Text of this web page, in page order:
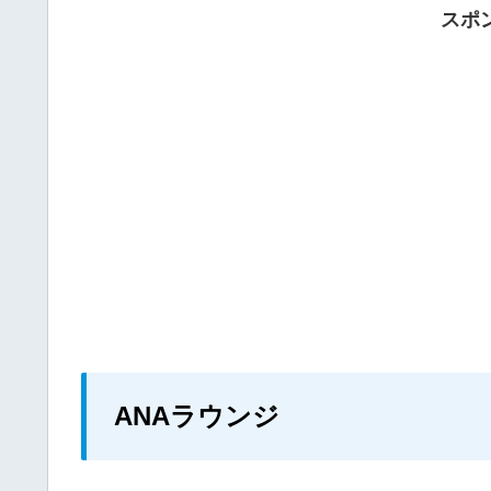
スポ
ANAラウンジ